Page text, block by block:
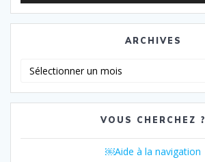
ARCHIVES
VOUS CHERCHEZ ?
￼Aide à la navigation